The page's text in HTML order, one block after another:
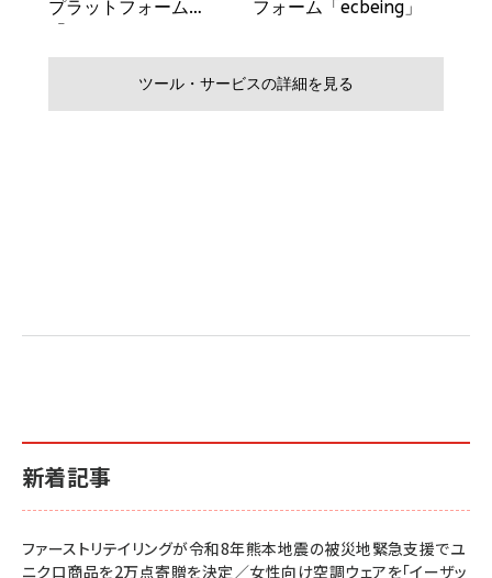
新着記事
ファーストリテイリングが令和8年熊本地震の被災地緊急支援でユ
ニクロ商品を2万点寄贈を決定／女性向け空調ウェアを「イーザッ